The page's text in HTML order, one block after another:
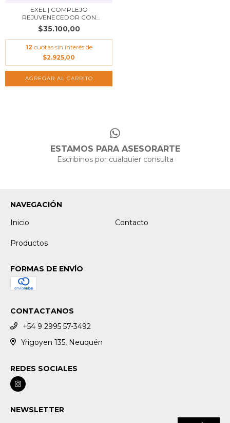
EXEL | COMPLEJO
REJUVENECEDOR CON
GLICÓL...
$35.100,00
12 cuotas sin interés de
$2.925,00
AGREGAR AL CARRITO
ESTAMOS PARA ASESORARTE
Escribinos por cualquier consulta
NAVEGACIÓN
Inicio
Contacto
Productos
FORMAS DE ENVÍO
CONTACTANOS
+54 9 2995 57-3492
Yrigoyen 135, Neuquén
REDES SOCIALES
NEWSLETTER